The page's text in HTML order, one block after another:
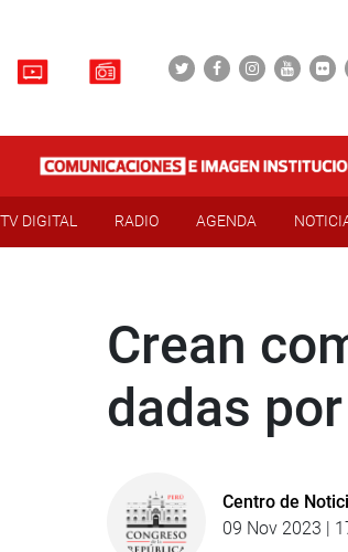
TV DIGITAL RADIO AGENDA
Crean
dadas
Centro de
09 Nov 2023 |